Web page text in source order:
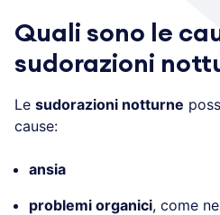
Quali sono le
sudorazioni
Le sudorazioni notturne
cause:
ansia
problemi organici, come